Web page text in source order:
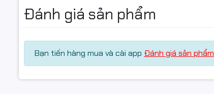
#MucInChinhHieu
Đánh giá sản phẩm
Bạn tiến hàng mua và cài app Đánh giá sản phẩm